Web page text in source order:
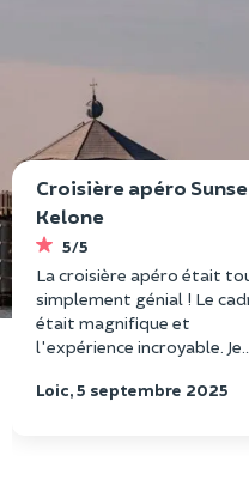
Croisière apéro
Kelone
5/5
La croisière apéro était
simplement génial ! Le
était magnifique et
l'expérience incroyable. Je
activité. Un grand merci à
été vraiment super
Loic, 5 septembre 2025